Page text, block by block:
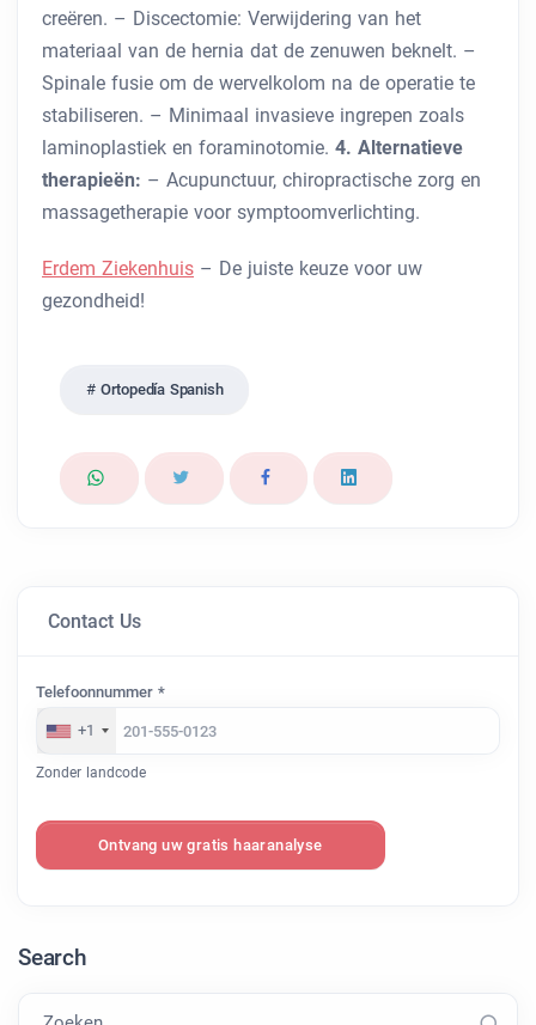
creëren. – Discectomie: Verwijdering van het
materiaal van de hernia dat de zenuwen beknelt. –
Spinale fusie om de wervelkolom na de operatie te
stabiliseren. – Minimaal invasieve ingrepen zoals
laminoplastiek en foraminotomie. 4. Alternatieve
therapieën: – Acupunctuur, chiropractische zorg en
massagetherapie voor symptoomverlichting.
Erdem Ziekenhuis – De juiste keuze voor uw
gezondheid!
Ortopedía Spanish
Contact Us
Telefoonnummer *
+1
Zonder landcode
Ontvang uw gratis haaranalyse
Search